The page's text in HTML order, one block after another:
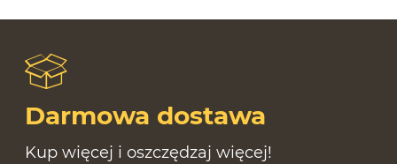
Darmowa dostawa
Kup więcej i oszczędzaj więcej!